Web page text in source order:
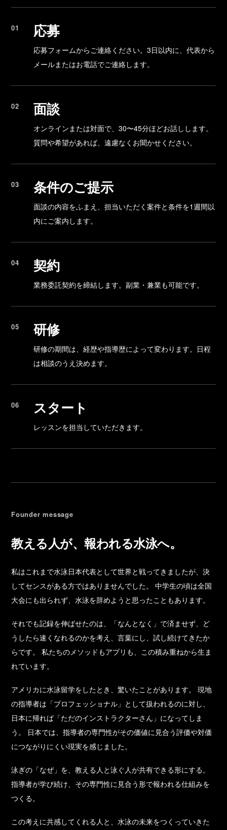
応募
応募フォームからご連絡ください。3日以内に、代表から
メールまたはお電話でご連絡します。
面談
オンラインまたは対面で、30〜45分ほどお話しします。
質問や希望があれば、遠慮なくお聞かせください。
条件のご提示
面談の内容をふまえ、担当いただく案件と条件を1週間以
内にご案内します。
契約
業務委託契約を締結します。副業・兼業も可能です。
研修
研修の期間は、経歴や指導歴によって変わります。日程
は相談のうえ決めます。
スタート
レッスンを担当していただきます。
Founder message
教える人が、報われる水泳へ。
私はこれまで水泳日本代表として世界と戦ってきましたが、決
してセンスがある方ではありませんでした。 中学生の頃は全国
大会にも出られず、水泳を辞めようと思ったこともあります。
それでも記録を伸ばせたのは、「なんとなく」で済ませず、ど
うしたら速くなれるのかを考え、言葉にし、試し続けてきたか
らです。 私たちのメソッドもアプリも、この積み重ねから生ま
れています。
アメリカに水泳留学をしたとき、驚いたことがあります。 現地
の指導者は「プロフェッショナル」として扱われるのに対し、
日本に帰れば「ただのインストラクターさん」になってしま
う。 日本では、指導者の専門性がその価値に見合う評価や対価
につながりにくい現実を感じました。
泳ぎの「なぜ」を、教える人と泳ぐ人が共有できる形にする。
指導者が学び続け、その専門性に見合う形で報われる仕組みを
つくる。
この考えに共感してくれる人と、水泳の未来をつくっていきた